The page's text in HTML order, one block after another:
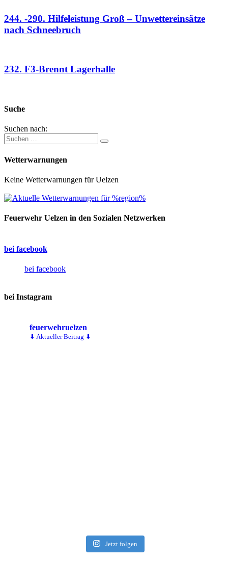
244. -290. Hilfeleistung Groß – Unwettereinsätze
nach Schneebruch
232. F3-Brennt Lagerhalle
Suche
Suchen nach:
Wetterwarnungen
Keine Wetterwarnungen für Uelzen
Feuerwehr Uelzen in den Sozialen Netzwerken
bei facebook
bei facebook
bei Instagram
feuerwehruelzen
⬇ Aktueller Beitrag ⬇
Jetzt folgen